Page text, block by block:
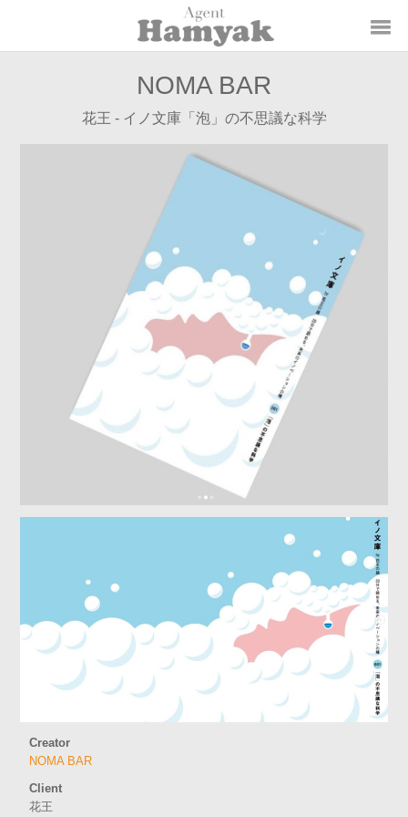
NOMA BAR
花王 - イノ文庫「泡」の不思議な科学
Creator
NOMA BAR
Client
花王